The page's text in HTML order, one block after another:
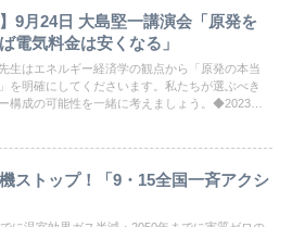
】9月24日 大島堅一講演会「原発を
電気料金は安くなる」
生はエネルギー経済学の観点から「原発の本当
を明確にしてくださいます。私たちが選ぶべき
構成の可能性を一緒に考えましょう。◆2023年
ストップ！「9・15全国一斉アクシ